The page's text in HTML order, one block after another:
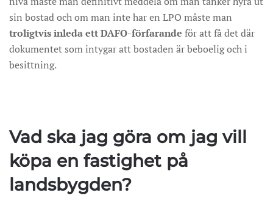
sin bostad och om man inte har en LPO måste man
troligtvis inleda ett DAFO-förfarande för att få det där
dokumentet som intygar att bostaden är beboelig och i
besittning.
Vad ska jag göra om jag vill
köpa en fastighet på
landsbygden?